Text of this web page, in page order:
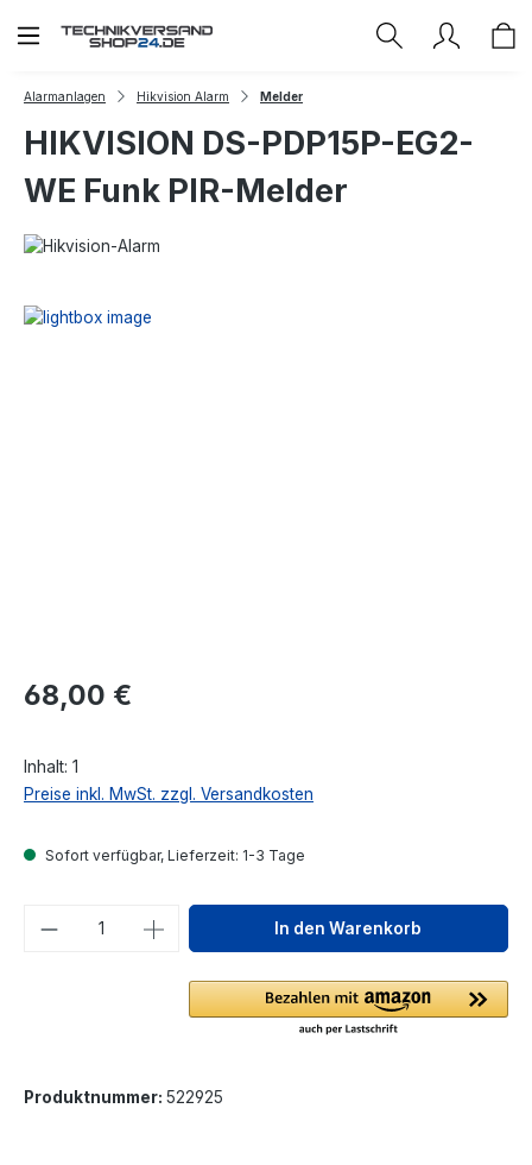
Zum Hauptinhalt springen
Alarmanlagen Hikvision Alarm Melder
HIKVISION DS-PDP15P-EG2-
WE Funk PIR-Melder
Regulärer Preis:
68,00 €
Inhalt: 1
Preise inkl. MwSt. zzgl. Versandkosten
Sofort verfügbar, Lieferzeit: 1-3 Tage
Produkt Anzahl: Gib denIn den Warenkorb
Produktnummer: 522925